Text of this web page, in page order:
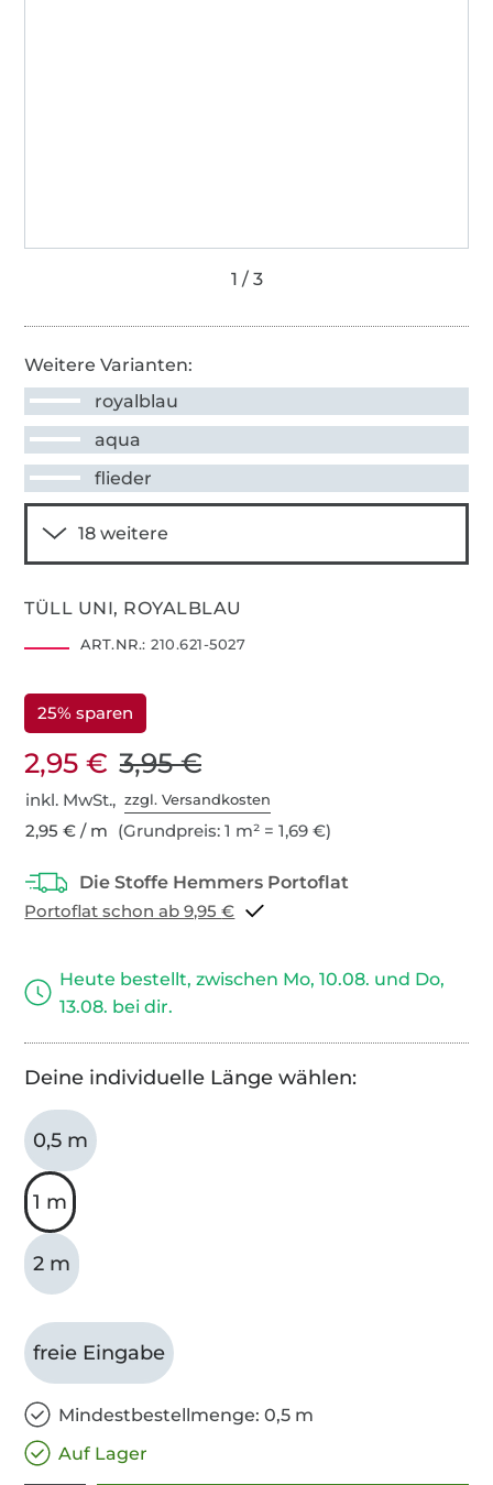
Weitere Varianten:
royalblau
aqua
flieder
TÜLL UNI, ROYALBLAU
ART.NR.: 210.621-5027
25% sparen
2,95 € 3,95 €
inkl. MwSt.,zzgl. Versandkosten
2,95 € / m (Grundpreis: 1 m² = 1,69 €)
Portoflat schon ab 9,95 €
Heute bestellt, zwischen Mo, 10.08. und Do,
13.08. bei dir.
Deine individuelle Länge wählen:
0,5 m
1 m
2 m
freie Eingabe
Mindestbestellmenge: 0,5 m
Auf Lager